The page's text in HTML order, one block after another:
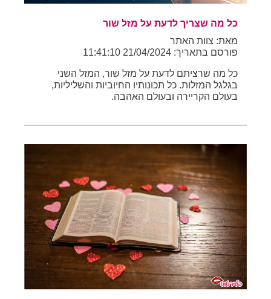
כל מה שצריך לדעת על מזל שור
מאת: צוות האתר
פורסם בתאריך: 21/04/2024 11:41:10
כל מה שרציתם לדעת על מזל שור, המזל השני
בגלגל המזלות. כל תכונותיו החיוביות והשליליות,
בעולם הקריירה ובעולם האהבה.